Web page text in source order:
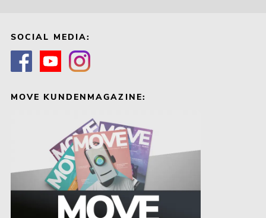
SOCIAL MEDIA:
MOVE KUNDENMAGAZINE: